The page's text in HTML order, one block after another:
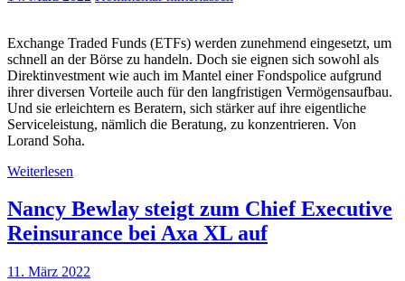
Exchange Traded Funds (ETFs) werden zunehmend eingesetzt, um
schnell an der Börse zu handeln. Doch sie eignen sich sowohl als
Direktinvestment wie auch im Mantel einer Fondspolice aufgrund
ihrer diversen Vorteile auch für den langfristigen Vermögensaufbau.
Und sie erleichtern es Beratern, sich stärker auf ihre eigentliche
Serviceleistung, nämlich die Beratung, zu konzentrieren. Von
Lorand Soha.
Weiterlesen
Nancy Bewlay steigt zum Chief Executive
Reinsurance bei Axa XL auf
11. März 2022